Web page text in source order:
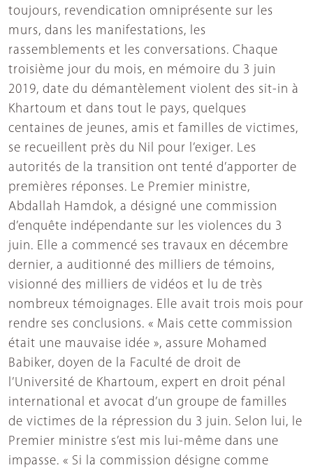
toujours, revendication omniprésente sur les
murs, dans les manifestations, les
rassemblements et les conversations. Chaque
troisième jour du mois, en mémoire du 3 juin
2019, date du démantèlement violent des sit-in à
Khartoum et dans tout le pays, quelques
centaines de jeunes, amis et familles de victimes,
se recueillent près du Nil pour l’exiger. Les
autorités de la transition ont tenté d’apporter de
premières réponses. Le Premier ministre,
Abdallah Hamdok, a désigné une commission
d’enquête indépendante sur les violences du 3
juin. Elle a commencé ses travaux en décembre
dernier, a auditionné des milliers de témoins,
visionné des milliers de vidéos et lu de très
nombreux témoignages. Elle avait trois mois pour
rendre ses conclusions. « Mais cette commission
était une mauvaise idée », assure Mohamed
Babiker, doyen de la Faculté de droit de
l’Université de Khartoum, expert en droit pénal
international et avocat d’un groupe de familles
de victimes de la répression du 3 juin. Selon lui, le
Premier ministre s’est mis lui-même dans une
impasse. « Si la commission désigne comme